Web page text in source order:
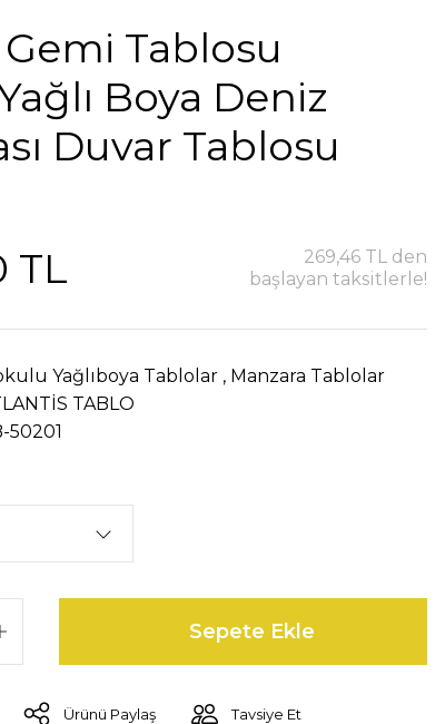
Tablosu
Boya Deniz
Duvar Tablosu
TL
269,46 TL den
başlayan taksitlerle!
Yağlıboya Tablolar , Manzara Tablolar
TABLO
50201
Sepete Ekle
Ürünü Paylaş Tavsiye Et